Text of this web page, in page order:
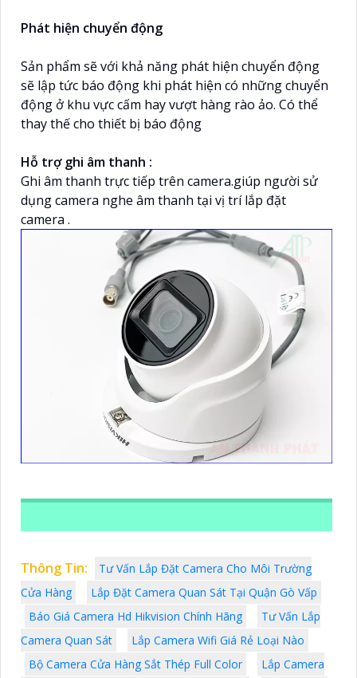
Phát hiện chuyển động
Sản phẩm sẽ với khả năng phát hiện chuyển động
sẽ lập tức báo động khi phát hiện có những chuyển
động ở khu vực cấm hay vượt hàng rào ảo. Có thể
thay thế cho thiết bị báo động
Hỗ trợ ghi âm thanh :
Ghi âm thanh trực tiếp trên camera.giúp người sử
dụng camera nghe âm thanh tại vị trí lắp đặt
camera .
Thông Tin:
Tư Vấn Lắp Đặt Camera Cho Môi Trường
Cửa Hàng
Lắp Đặt Camera Quan Sát Tại Quận Gò Vấp
Báo Giá Camera Hd Hikvision Chính Hãng
Tư Vấn Lắp
Camera Quan Sát
Lắp Camera Wifi Giá Rẻ Loại Nào
Bộ Camera Cửa Hàng Sắt Thép Full Color
Lắp Camera